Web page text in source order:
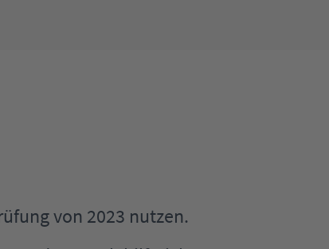
von 2023 nutzen.